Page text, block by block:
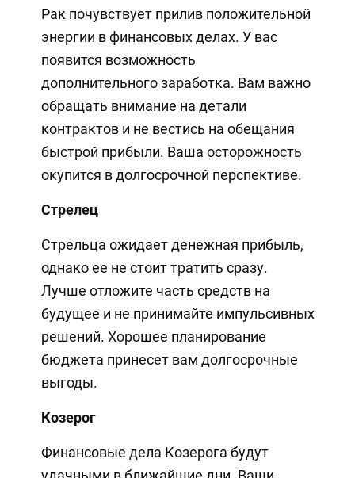
Рак почувствует прилив положительной
энергии в финансовых делах. У вас
появится возможность
дополнительного заработка. Вам важно
обращать внимание на детали
контрактов и не вестись на обещания
быстрой прибыли. Ваша осторожность
окупится в долгосрочной перспективе.
Стрелец
Стрельца ожидает денежная прибыль,
однако ее не стоит тратить сразу.
Лучше отложите часть средств на
будущее и не принимайте импульсивных
решений. Хорошее планирование
бюджета принесет вам долгосрочные
выгоды.
Козерог
Финансовые дела Козерога будут